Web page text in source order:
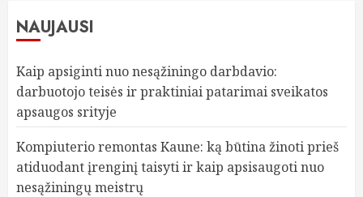
NAUJAUSI
Kaip apsiginti nuo nesąžiningo darbdavio:
darbuotojo teisės ir praktiniai patarimai sveikatos
apsaugos srityje
Kompiuterio remontas Kaune: ką būtina žinoti prieš
atiduodant įrenginį taisyti ir kaip apsisaugoti nuo
nesąžiningų meistrų